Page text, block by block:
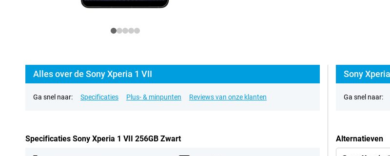
Alles over de Sony Xperia 1 VII
Ga snel naar: Specificaties Plus- & minpunten Reviews van onze klanten
Specificaties Sony Xperia 1 VII 256GB Zwart
Sony
Ga snel naar:
Alternatieven